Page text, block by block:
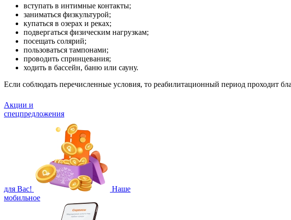
вступать в интимные контакты;
заниматься физкультурой;
купаться в озерах и реках;
подвергаться физическим нагрузкам;
посещать солярий;
пользоваться тампонами;
проводить спринцевания;
ходить в бассейн, баню или сауну.
Если соблюдать перечисленные условия, то реабилитационный период проходит
Акции и
спецпредложения
для Вас!
Наше
мобильное